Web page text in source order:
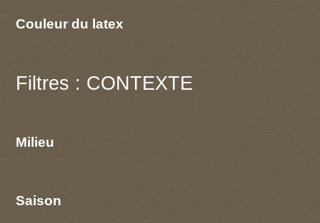
Couleur du latex
Filtres : CONTEXTE
Milieu
Saison